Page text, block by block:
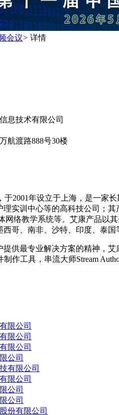
会议> 详情
息技术有限公司
航渡路888号30楼
2001年设立于上海，是一家
实训中心等的高科技公司；
网络教学系统等。艾康产品以
哥、南非、沙特、印度、泰
供最专业解决方案的精神，
作工具，串流大师Stream
限公司
限公司
限公司
公司
有限公司
限公司
公司
公司
份有限公司